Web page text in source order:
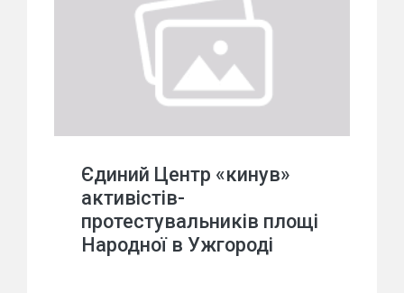
Єдиний Центр «кинув»
активістів-
протестувальників площі
Народної в Ужгороді